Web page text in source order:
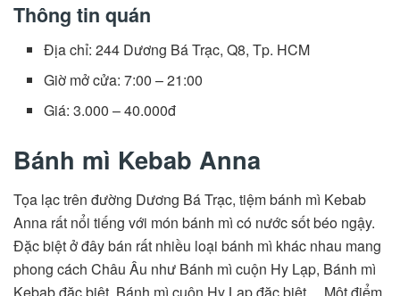
Thông tin quán
Địa chỉ: 244 Dương Bá Trạc, Q8, Tp. HCM
Giờ mở cửa: 7:00 – 21:00
Giá: 3.000 – 40.000đ
Bánh mì Kebab Anna
Tọa lạc trên đường Dương Bá Trạc, tiệm bánh mì Kebab
Anna rất nổi tiếng với món bánh mì có nước sốt béo ngậy.
Đặc biệt ở đây bán rất nhiều loại bánh mì khác nhau mang
phong cách Châu Âu như Bánh mì cuộn Hy Lạp, Bánh mì
Kebab đặc biệt, Bánh mì cuộn Hy Lạp đặc biệt,…Một điểm